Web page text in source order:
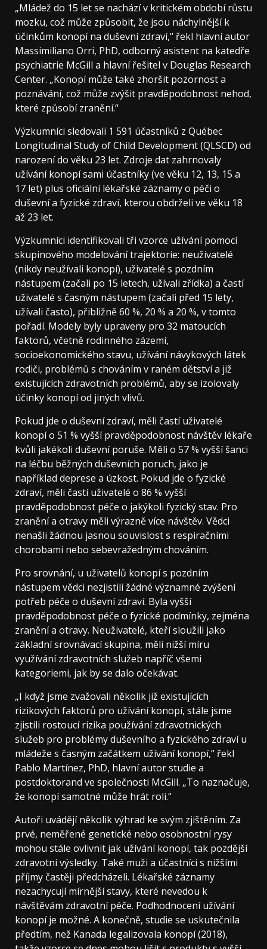
„Mládež do 15 let se nachází v kritickém období růstu
mozku, což může způsobit, že jsou náchylnější k
účinkům konopí na duševní zdraví,“ řekl hlavní autor
Massimiliano Orri, PhD, odborný asistent na katedře
psychiatrie McGill a hlavní řešitel v Douglas Research
Center. „Konopí může také zhoršit pozornost a
poznávání, což může zvýšit pravděpodobnost nehod,
které způsobí zranění.“
Výzkumníci sledovali 1 591 účastníků z Québec
Longitudinal Study of Child Development (QLSCD) od
narození do věku 23 let. Zdroje dat zahrnovaly
užívání konopí sami účastníky (ve věku 12, 13, 15 a
17 let) plus oficiální lékařské záznamy o péči o
duševní a fyzické zdraví, kterou obdrželi ve věku 18
až 23 let.
Výzkumníci identifikovali tři vzorce užívání pomocí
skupinového modelování trajektorie: neuživatelé
(nikdy neužívali konopí), uživatelé s pozdním
nástupem (začali po 15 letech, užívali zřídka) a častí
uživatelé s časným nástupem (začali před 15 lety,
užívali často), přibližně 60 %, 20 % a 20 %, v tomto
pořadí. Modely byly upraveny pro 32 matoucích
faktorů, včetně rodinného zázemí,
socioekonomického stavu, užívání návykových látek
rodiči, problémů s chováním v raném dětství a již
existujících zdravotních problémů, aby se izolovaly
účinky konopí od jiných vlivů.
Pokud jde o duševní zdraví, měli častí uživatelé
konopí o 51 % vyšší pravděpodobnost návštěv lékaře
kvůli jakékoli duševní poruše. Měli o 57 % vyšší šanci
na léčbu běžných duševních poruch, jako je
například deprese a úzkost. Pokud jde o fyzické
zdraví, měli častí uživatelé o 86 % vyšší
pravděpodobnost péče o jakýkoli fyzický stav. Pro
zranění a otravy měli výrazně více návštěv. Vědci
nenašli žádnou jasnou souvislost s respiračními
chorobami nebo sebevražedným chováním.
Pro srovnání, u uživatelů konopí s pozdním
nástupem vědci nezjistili žádné významné zvýšení
potřeb péče o duševní zdraví. Byla vyšší
pravděpodobnost péče o fyzické podmínky, zejména
zranění a otravy. Neuživatelé, kteří sloužili jako
základní srovnávací skupina, měli nižší míru
využívání zdravotních služeb napříč všemi
kategoriemi, jak by se dalo očekávat.
„I když jsme zvažovali několik již existujících
rizikových faktorů pro užívání konopí, stále jsme
zjistili rostoucí rizika používání zdravotnických
služeb pro problémy duševního a fyzického zdraví u
mládeže s časným začátkem užívání konopí,“ řekl
Pablo Martínez, PhD, hlavní autor studie a
postdoktorand ve společnosti McGill. „To naznačuje,
že konopí samotné může hrát roli.“
Autoři uvádějí několik výhrad ke svým zjištěním. Za
prvé, neměřené genetické nebo osobnostní rysy
mohou stále ovlivnit jak užívání konopí, tak pozdější
zdravotní výsledky. Také muži a účastníci s nižšími
příjmy častěji předcházeli. Lékařské záznamy
nezachycují mírnější stavy, které nevedou k
návštěvám zdravotní péče. Podhodnocení užívání
konopí je možné. A konečně, studie se uskutečnila
předtím, než Kanada legalizovala konopí (2018),